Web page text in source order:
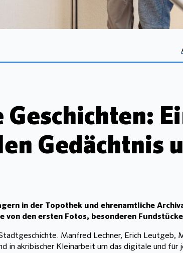
Gedächtnis
in der Topothek und ehrenamtliche
von den ersten Fotos, besonderen
Manfred Lechner, Erich Leutgeb,
in akribischer Kleinarbeit um das digitale und für